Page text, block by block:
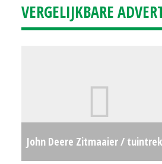
VERGELIJKBARE
John Deere Zitmaaier /